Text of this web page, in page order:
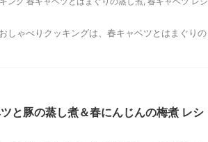
しゃべりクッキングは、春キャベツとはまぐりの
と豚の蒸し煮＆春にんじんの梅煮 レシ